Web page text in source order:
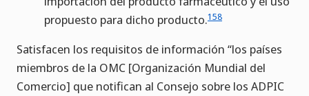
propuesto para dicho producto.158
Satisfacen los requisitos de información “los países
miembros de la OMC [Organización Mundial del
Comercio] que notifican al Consejo sobre los ADPIC